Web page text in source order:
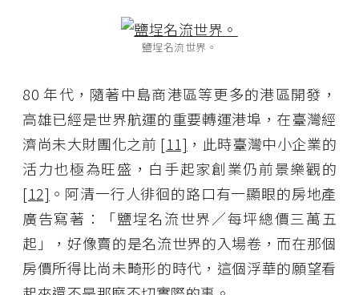
鹽埕名流世界。
80 年代，隨著中島商港區等更多的港區開發，
高雄已經是世界航運的重要轉運港埠，在臺灣經
濟尚未大財團化之前 [11] ，此時臺灣中小企業的
活力也極為旺盛，白手起家創業仍前景樂觀的
[12] 。阿清一行人徘徊的路口有一顯眼的房地產
廣告寫著：「鹽埕名流世界／每坪總價三萬五
起」，好像賣的是名流世界的入場卷，而在那個
房價所得比尚未畸形的時代，這個浮華的願望看